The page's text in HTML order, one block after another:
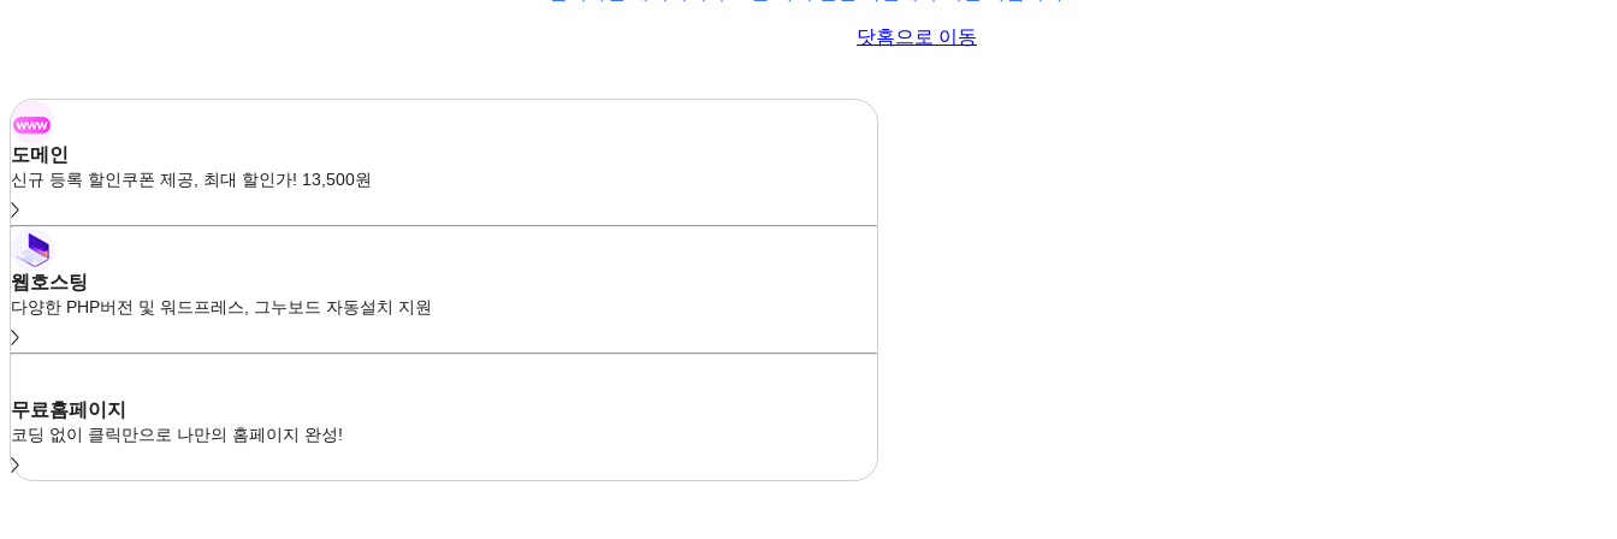
닷홈으로 이동
도메인
신규 등록 할인쿠폰 제공, 최대 할인가! 13,500원
웹호스팅
다양한 PHP버전 및 워드프레스, 그누보드 자동설치 지원
무료홈페이지
코딩 없이 클릭만으로 나만의 홈페이지 완성!